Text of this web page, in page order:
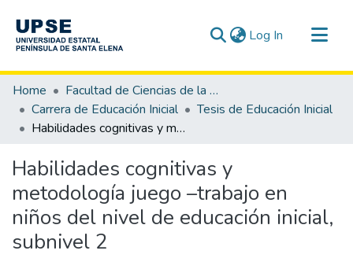
Log In (current)
Communities & Collections
All of DSpace
Statistics
Home
Facultad de Ciencias de la Educación e Idiomas
Carrera de Educación Inicial
Tesis de Educación Inicial
Habilidades cognitivas y metodología juego –trabajo en niños del nivel de educación inicial, subnivel 2
Habilidades cognitivas y
metodología juego –trabajo en
niños del nivel de educación inicial,
subnivel 2